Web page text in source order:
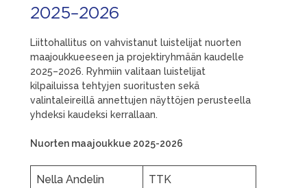
2025–2026
Liittohallitus on vahvistanut luistelijat nuorten
maajoukkueeseen ja projektiryhmään kaudelle
2025–2026. Ryhmiin valitaan luistelijat
kilpailuissa tehtyjen suoritusten sekä
valintaleireillä annettujen näyttöjen perusteella
yhdeksi kaudeksi kerrallaan.
Nuorten maajoukkue 2025-2026
Nella Andelin TTK